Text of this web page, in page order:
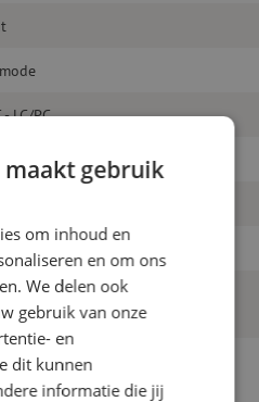
- LC/PC
duplex OM3, LC/PC-LC/PC,
18m
maakt gebruik
om inhoud en
en om ons
We delen ook
gebruik van onze
en
dit kunnen
informatie die jij